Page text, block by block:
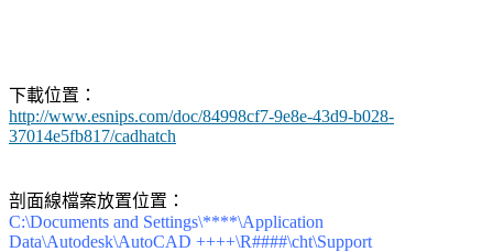
下載位置：
http://www.esnips.com/doc/84998cf7-9e8e-43d9-b028-
37014e5fb817/cadhatch
剖面線檔案放置位置：
C:\Documents and Settings\****\Application
Data\Autodesk\AutoCAD ++++\R####\cht\Support